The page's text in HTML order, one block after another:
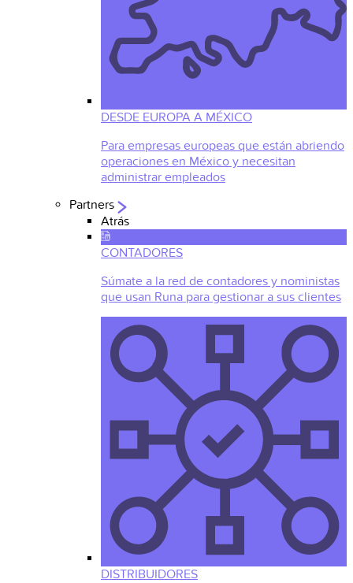
DESDE EUROPA A MÉXICO
Para empresas europeas que están abriendo
operaciones en México y necesitan
administrar empleados
Partners
Atrás
CONTADORES
Súmate a la red de contadores y noministas
que usan Runa para gestionar a sus clientes
DISTRIBUIDORES